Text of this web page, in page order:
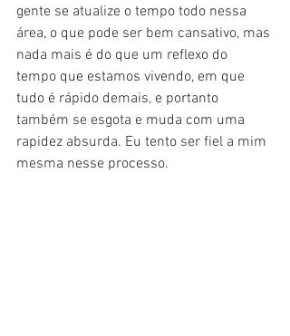
gente se atualize o tempo todo nessa
área, o que pode ser bem cansativo, mas
nada mais é do que um reflexo do
tempo que estamos vivendo, em que
tudo é rápido demais, e portanto
também se esgota e muda com uma
rapidez absurda. Eu tento ser fiel a mim
mesma nesse processo.